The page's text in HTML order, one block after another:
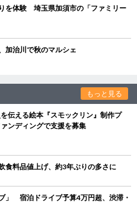
を体験 埼玉県加須市の「ファミリー
加治川で秋のマルシェ
もっと見る
伝える絵本『スモックリン』制作プ
ンディングで支援を募集
食料品値上げ、約3年ぶりの多さに
」 宿泊ドライブ予算4万円超、渋滞・